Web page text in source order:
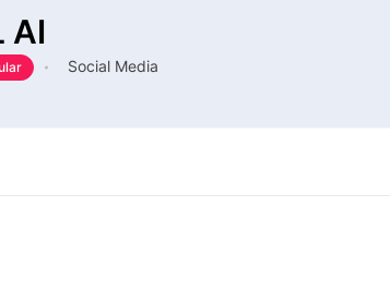
AI
Social Media